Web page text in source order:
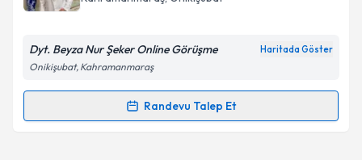
Dyt. Beyza Nur Şeker Online Görüşme Haritada Göster
Onikişubat, Kahramanmaraş
Randevu Talep Et
Randevu Takvimi Talebi